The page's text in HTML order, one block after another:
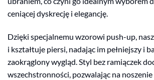
ceniącej dyskrecję i elegancję.
Dzięki specjalnemu wzorowi push-up,
i kształtuje piersi, nadając im pełniejszy i
zaokrąglony wygląd. Styl bez ramiączek
wszechstronności, pozwalając na